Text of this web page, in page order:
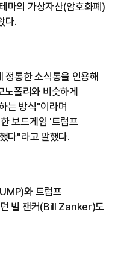
마의 가상자산(암호화폐)
다.
통한 소식통을 인용해
폴리와 비슷하게
는 방식"이라며
보드게임 '트럼프
다"라고 말했다.
와 트럼프
빌 잰커(Bill Zanker)도